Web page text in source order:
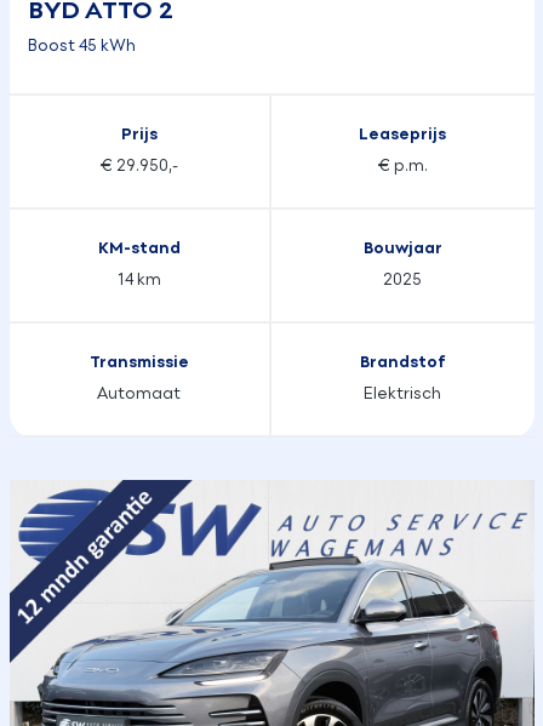
BYD ATTO 2
Boost 45 kWh
Prijs
€ 29.950,-
Leaseprijs
€ p.m.
KM-stand
14 km
Bouwjaar
2025
Transmissie
Automaat
Brandstof
Elektrisch